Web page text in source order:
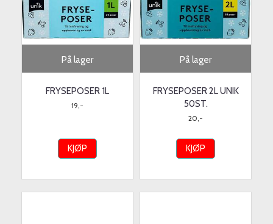
På lager
FRYSEPOSER 1L
19,-
KJØP
På lager
FRYSEPOSER 2L UNIK
50ST.
20,-
KJØP